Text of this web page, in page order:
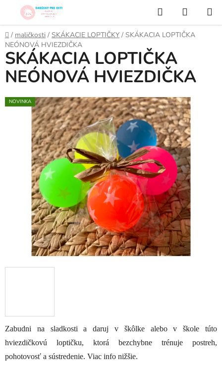
obsah
Hľadať
KOŠÍK
Domov
/ maličkosti / SKÁKACIE LOPTIČKY / SKÁKACIA LOPTIČKA
NEÓNOVÁ HVIEZDIČKA
Zabudni na sladkosti a daruj v škôlke alebo v škole túto
hviezdičkovú loptičku, ktorá bezchybne trénuje postreh,
pohotovosť a sústredenie. Viac info nižšie.
SKÁKACIA LOPTIČKA
NEÓNOVÁ HVIEZDIČKA
NOVINKA